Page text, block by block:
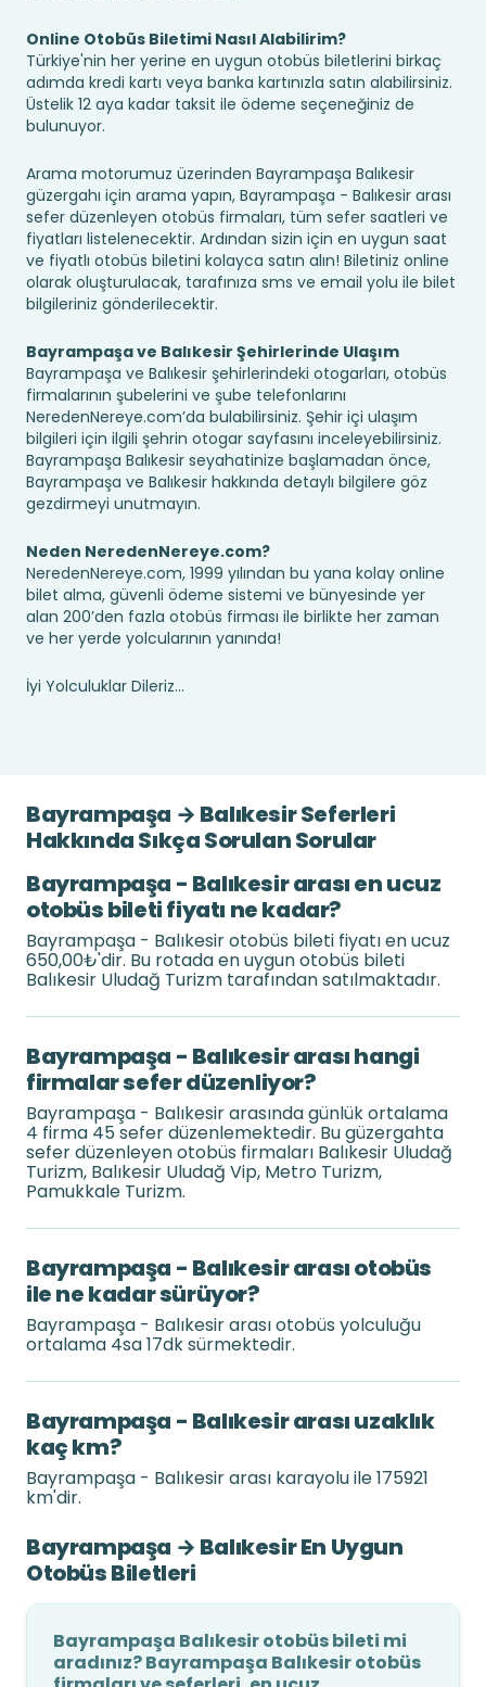
Online Otobüs Biletimi Nasıl Alabilirim?
Türkiye'nin her yerine en uygun otobüs biletlerini birkaç
adımda kredi kartı veya banka kartınızla satın alabilirsiniz.
Üstelik 12 aya kadar taksit ile ödeme seçeneğiniz de
bulunuyor.
Arama motorumuz üzerinden Bayrampaşa Balıkesir
güzergahı için arama yapın, Bayrampaşa - Balıkesir arası
sefer düzenleyen otobüs firmaları, tüm sefer saatleri ve
fiyatları listelenecektir. Ardından sizin için en uygun saat
ve fiyatlı otobüs biletini kolayca satın alın! Biletiniz online
olarak oluşturulacak, tarafınıza sms ve email yolu ile bilet
bilgileriniz gönderilecektir.
Bayrampaşa ve Balıkesir Şehirlerinde Ulaşım
Bayrampaşa ve Balıkesir şehirlerindeki otogarları, otobüs
firmalarının şubelerini ve şube telefonlarını
NeredenNereye.com’da bulabilirsiniz. Şehir içi ulaşım
bilgileri için ilgili şehrin otogar sayfasını inceleyebilirsiniz.
Bayrampaşa Balıkesir seyahatinize başlamadan önce,
Bayrampaşa ve Balıkesir hakkında detaylı bilgilere göz
gezdirmeyi unutmayın.
Neden NeredenNereye.com?
NeredenNereye.com, 1999 yılından bu yana kolay online
bilet alma, güvenli ödeme sistemi ve bünyesinde yer
alan 200’den fazla otobüs firması ile birlikte her zaman
ve her yerde yolcularının yanında!
İyi Yolculuklar Dileriz...
Bayrampaşa → Balıkesir Seferleri
Hakkında Sıkça Sorulan Sorular
Bayrampaşa - Balıkesir arası en ucuz
otobüs bileti fiyatı ne kadar?
Bayrampaşa - Balıkesir otobüs bileti fiyatı en ucuz
650,00₺'dir. Bu rotada en uygun otobüs bileti
Balıkesir Uludağ Turizm tarafından satılmaktadır.
Bayrampaşa - Balıkesir arası hangi
firmalar sefer düzenliyor?
Bayrampaşa - Balıkesir arasında günlük ortalama
4 firma 45 sefer düzenlemektedir. Bu güzergahta
sefer düzenleyen otobüs firmaları Balıkesir Uludağ
Turizm, Balıkesir Uludağ Vip, Metro Turizm,
Pamukkale Turizm.
Bayrampaşa - Balıkesir arası otobüs
ile ne kadar sürüyor?
Bayrampaşa - Balıkesir arası otobüs yolculuğu
ortalama 4sa 17dk sürmektedir.
Bayrampaşa - Balıkesir arası uzaklık
kaç km?
Bayrampaşa - Balıkesir arası karayolu ile 175921
km'dir.
Bayrampaşa → Balıkesir En Uygun
Otobüs Biletleri
Bayrampaşa Balıkesir otobüs bileti mi
aradınız? Bayrampaşa Balıkesir otobüs